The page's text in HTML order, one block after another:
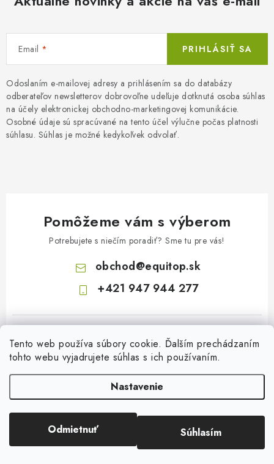
Tento web používa súbory cookie. Ďalším prechádzaním
tohto webu vyjadrujete súhlas s ich používaním.
Nastavenie
Odmietnuť Súhlasím
Email
Odoslaním e-mailovej adresy a prihlásením sa do databázy
odberateľov newsletterov dobrovoľne udeľuje dotknutá osoba súhlas
na účely elektronickej obchodno-marketingovej komunikácie.
Osobné údaje sú spracúvané na tento účel výlučne počas platnosti
súhlasu. Súhlas je možné kedykoľvek odvolať.
PRIHLÁSIŤ SA
Pomôžeme vám s výberom
Potrebujete s niečím poradiť? Sme tu pre vás!
obchod@equitop.sk
+421 947 944 277
Vytvoril Shoptet
Copyright 2026EquitopCorp s.r.o. . Všetky práva vyhradené.